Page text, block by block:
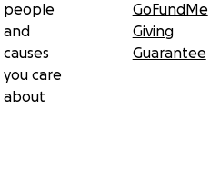
people
and
causes
you care
about
GoFundMe
Giving
Guarantee